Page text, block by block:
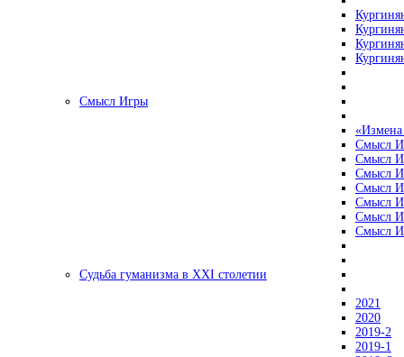
Смысл Игры
«Измена
Смысл
Смысл
Смысл
Смысл
Смысл
Смысл
Смысл
Судьба гуманизма в XXI столетии
2021
2020
2019-2
2019-1